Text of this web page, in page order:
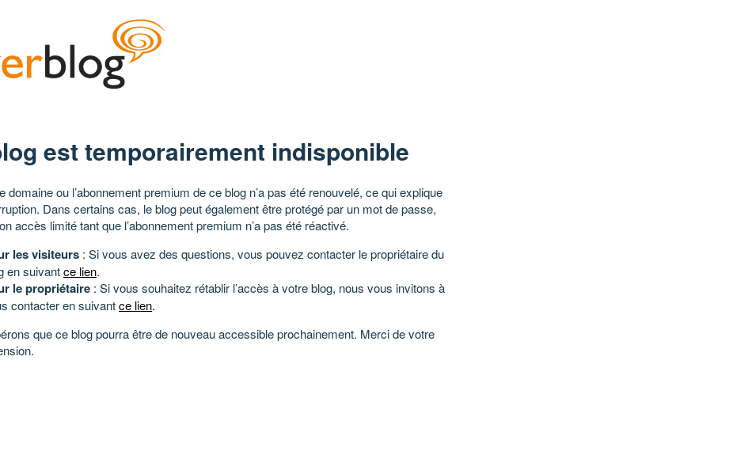
est temporairement indisponible
domaine ou l’abonnement premium de ce blog n’a pas été renouvelé, ce qui explique
Dans certains cas, le blog peut également être protégé par un mot de passe,
accès limité tant que l’abonnement premium n’a pas été réactivé.
les visiteurs : Si vous avez des questions, vous pouvez contacter le propriétaire du
en suivantce lien.
le propriétaire : Si vous souhaitez rétablir l’accès à votre blog, nous vous invitons à
contacter en suivantce lien.
que ce blog pourra être de nouveau accessible prochainement. Merci de votre